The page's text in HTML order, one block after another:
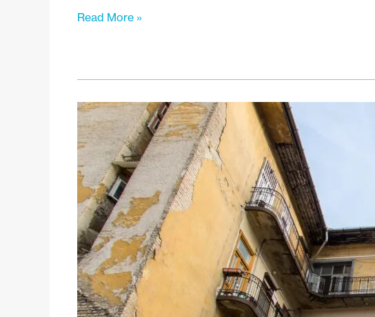
Szakmai
önkormányzati
lakástulajdon
kiárusítása
ellen
Read More »